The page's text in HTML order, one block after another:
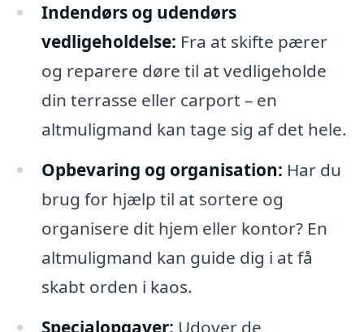
Indendørs og udendørs
vedligeholdelse: Fra at skifte pærer
og reparere døre til at vedligeholde
din terrasse eller carport – en
altmuligmand kan tage sig af det hele.
Opbevaring og organisation: Har du
brug for hjælp til at sortere og
organisere dit hjem eller kontor? En
altmuligmand kan guide dig i at få
skabt orden i kaos.
Specialopgaver: Udover de